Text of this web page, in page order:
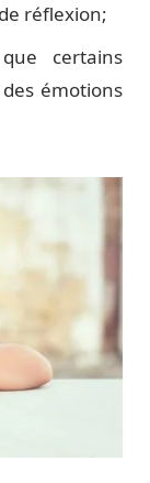
réflexion;
certains
émotions